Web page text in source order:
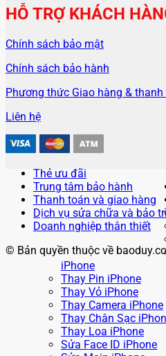
HỖ TRỢ KHÁCH
Chính sách bảo mật
Chính sách bảo hành
Phương thức Giao hàng & thanh
Liên hệ
Thẻ ưu đãi
Trung tâm bảo hành
Thanh toán và giao hàng
Dịch vụ sửa chữa và bảo
Doanh nghiệp thân thiết
© Bản quyền thuộc về
iPhone
Thay Pin iPhone
Thay Vỏ iPhone
Thay Camera iPhone
Thay Chân Sạc
Thay Loa iPhone
Sửa Face ID iPhone